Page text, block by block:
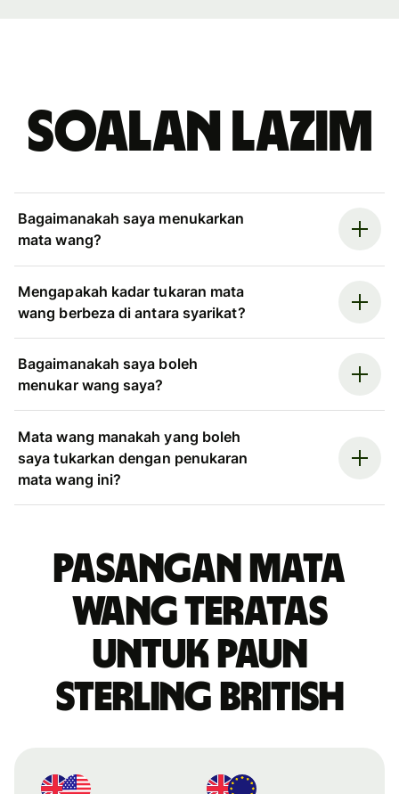
Soalan Lazim
Bagaimanakah saya menukarkan
mata wang?
Mengapakah kadar tukaran mata
wang berbeza di antara syarikat?
Bagaimanakah saya boleh
menukar wang saya?
Mata wang manakah yang boleh
saya tukarkan dengan penukaran
mata wang ini?
Pasangan mata
wang teratas
untuk paun
sterling British